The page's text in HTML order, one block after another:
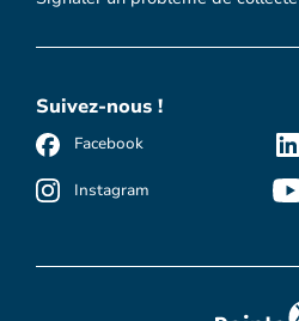
Suivez-nous !
Facebook
Instagram